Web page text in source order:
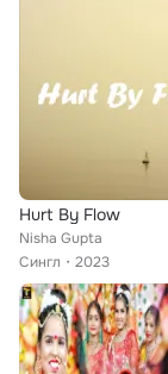
Hurt By Flow
Nisha Gupta
Сингл
2023